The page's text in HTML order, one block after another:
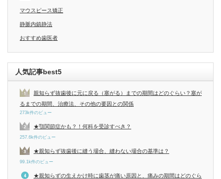
マウスピース矯正
静脈内鎮静法
おすすめ歯医者
人気記事best5
親知らず抜歯後に元に戻る（塞がる）までの期間はどのぐらい？塞が
るまでの期間、治療法、その他の要因との関係
273k件のビュー
★顎関節症かも？！何科を受診すべき？
257.6k件のビュー
★親知らず抜歯後に縫う場合、縫わない場合の基準は？
99.1k件のビュー
★親知らずの生えかけ時に歯茎が痛い原因と、痛みの期間はどのぐら